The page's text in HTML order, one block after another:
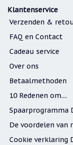
Klantenservice
Verzenden &
FAQ en Contact
Cadeau service
Over ons
Betaalmethoden
10 Redenen om....
Spaarprogramma
De voordelen van
Cookie verklaring